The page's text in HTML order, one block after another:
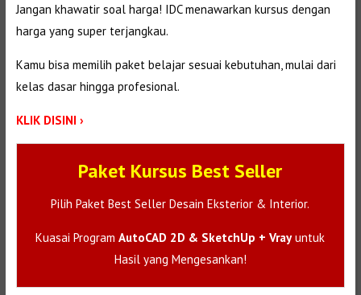
Jangan khawatir soal harga! IDC menawarkan kursus dengan
harga yang super terjangkau.
Kamu bisa memilih paket belajar sesuai kebutuhan, mulai dari
kelas dasar hingga profesional.
KLIK DISINI ›
Paket Kursus Best Seller
Pilih Paket Best Seller Desain Eksterior & Interior.
Kuasai ProgramAutoCAD 2D & SketchUp + Vrayuntuk
Hasil yang Mengesankan!